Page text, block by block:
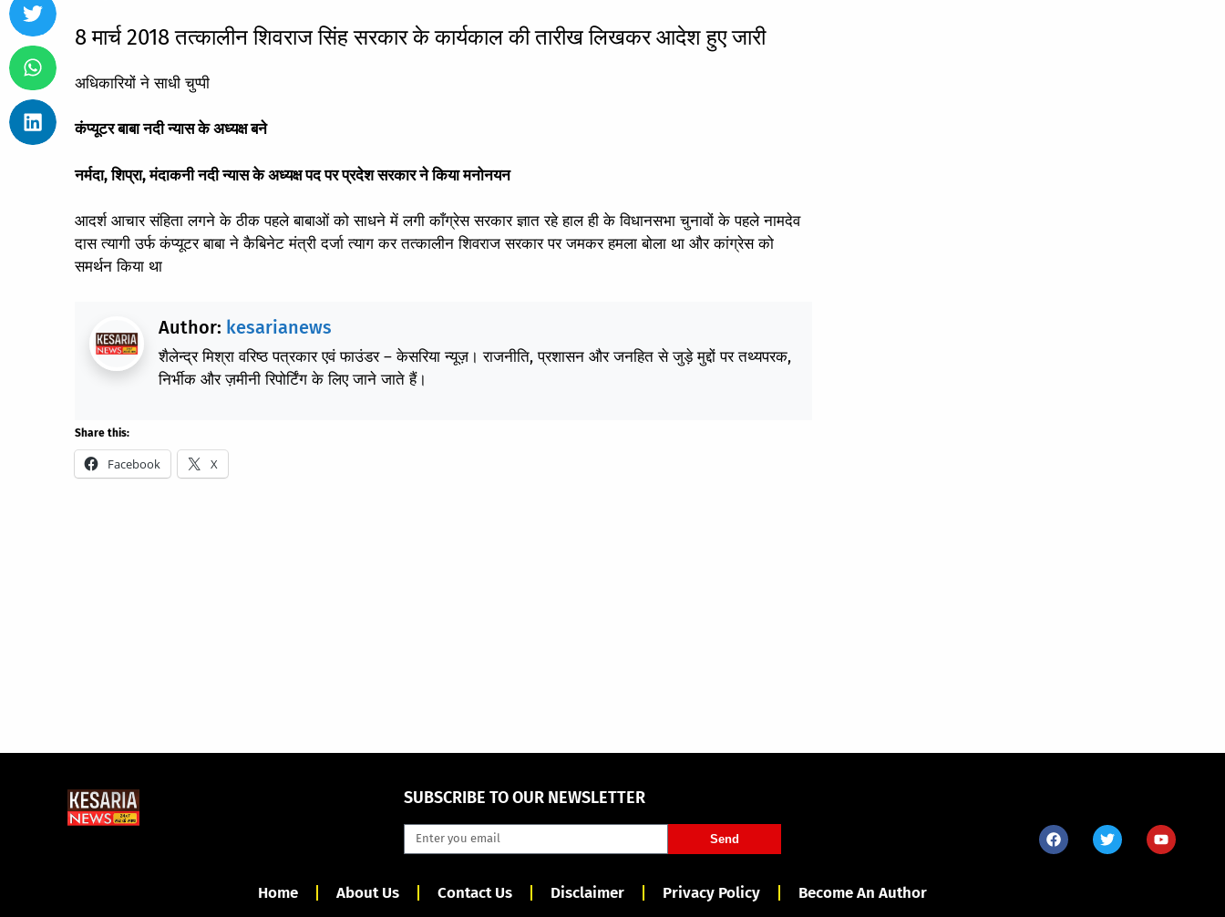
8 मार्च 2018 तत्कालीन शिवराज सिंह सरकार के कार्यकाल की तारीख लिखकर आदेश हुए जारी
अधिकारियों ने साधी चुप्पी
कंप्यूटर बाबा नदी न्यास के अध्यक्ष बने
नर्मदा, शिप्रा, मंदाकनी नदी न्यास के अध्यक्ष पद पर प्रदेश सरकार ने किया मनोनयन
आदर्श आचार संहिता लगने के ठीक पहले बाबाओं को साधने में लगी काँग्रेस सरकार ज्ञात रहे हाल ही के विधानसभा चुनावों के पहले नामदेव
दास त्यागी उर्फ कंप्यूटर बाबा ने कैबिनेट मंत्री दर्जा त्याग कर तत्कालीन शिवराज सरकार पर जमकर हमला बोला था और कांग्रेस को
समर्थन किया था
Author: kesarianews
शैलेन्द्र मिश्रा वरिष्ठ पत्रकार एवं फाउंडर – केसरिया न्यूज़। राजनीति, प्रशासन और जनहित से जुड़े मुद्दों पर तथ्यपरक,
निर्भीक और ज़मीनी रिपोर्टिंग के लिए जाने जाते हैं।
Share this:
Facebook X
SUBSCRIBE TO OUR NEWSLETTER
Send
Home About Us Contact Us Disclaimer Privacy Policy Become An Author